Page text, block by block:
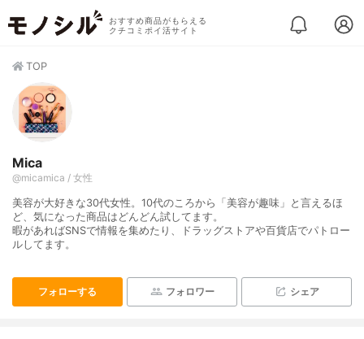
おすすめ商品がもらえる
クチコミポイ活サイト
TOP
Mica
@micamica / 女性
美容が大好きな30代女性。10代のころから「美容が趣味」と言えるほ
ど、気になった商品はどんどん試してます。
暇があればSNSで情報を集めたり、ドラッグストアや百貨店でパトロー
ルしてます。
フォローする フォロワー シェア